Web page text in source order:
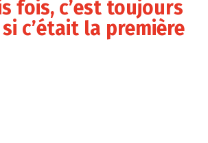
fois, c’est toujours
c’était la première